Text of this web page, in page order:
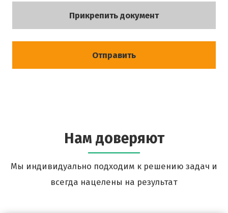
Прикрепить документ
Отправить
Нам доверяют
Мы индивидуально подходим к решению задач и
всегда нацелены на результат